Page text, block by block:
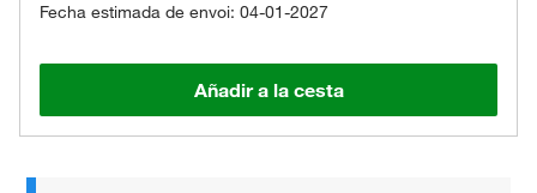
Fecha estimada de envoi: 04-01-2027
Añadir a la cesta